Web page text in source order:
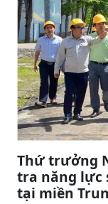
Thứ trưởng
tra năng lực
tại miền